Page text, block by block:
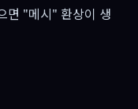
면 "메시" 환상이 생